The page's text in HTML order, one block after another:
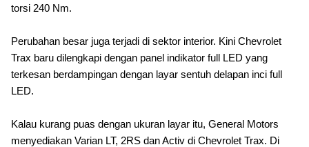
torsi 240 Nm.
Perubahan besar juga terjadi di sektor interior. Kini Chevrolet
Trax baru dilengkapi dengan panel indikator full LED yang
terkesan berdampingan dengan layar sentuh delapan inci full
LED.
Kalau kurang puas dengan ukuran layar itu, General Motors
menyediakan Varian LT, 2RS dan Activ di Chevrolet Trax. Di